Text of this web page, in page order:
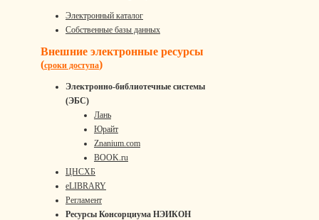
Электронный каталог
Собственные базы данных
Внешние электронные ресурсы
(сроки доступа)
Электронно-библиотечные системы
(ЭБС)
Лань
Юрайт
Znanium.com
BOOK.ru
ЦНСХБ
eLIBRARY
Регламент
Ресурсы Консорциума НЭИКОН